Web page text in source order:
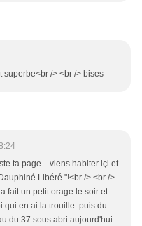
superbe<br /> <br /> bises
ta page ...viens habiter içi et
Libéré "!<br /> <br />
fait un petit orage le soir et
qui en ai la trouille .puis du
du 37 sous abri aujourd'hui